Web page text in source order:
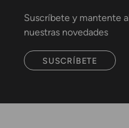
Suscríbete y mantente
nuestras novedades
SUSCRÍBETE